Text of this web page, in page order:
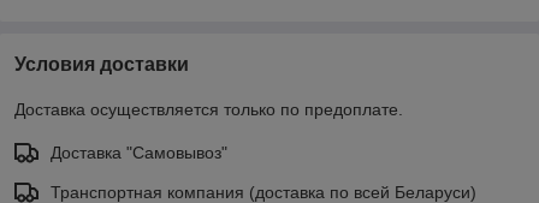
Условия доставки
Доставка осуществляется только по предоплате.
Доставка "Самовывоз"
Транспортная компания (доставка по всей Беларуси)